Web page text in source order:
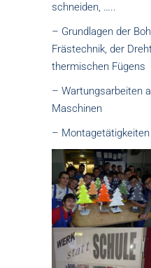
schneiden, …..
– Grundlagen der
Frästechnik, der
thermischen Fügens
– Wartungsarbeiten
Maschinen
–